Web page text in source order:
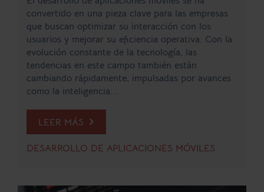
convertido en una pieza clave para las empresas
que buscan optimizar su interacción con los
usuarios y mejorar su eficiencia operativa. Con la
evolución constante de la tecnología, las
tendencias en este campo también están
cambiando rápidamente, impulsadas por avances
como la inteligencia...
LEER MÁS
DESARROLLO DE APLICACIONES MÓVILES